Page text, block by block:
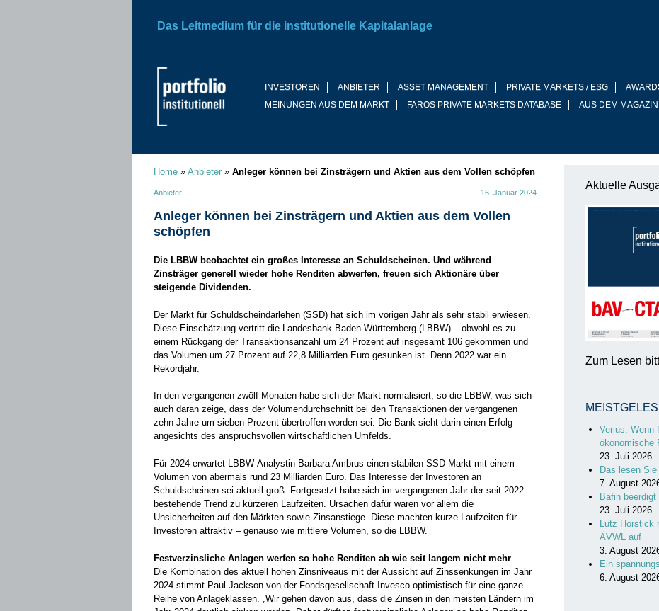
INVESTOREN ANBIETER ASSET MANAGEMENT PRIVATE MARKETS / ESG
MEINUNGEN AUS DEM MARKT
FAROS PRIVATE MARKETS DATABASE AUS DEM MAGAZIN
Das Leitmedium für die institutionelle Kapitalanlage
Home » Anbieter » Anleger können bei Zinsträgern und Aktien aus dem Vollen schöpfen
Anbieter 16. Januar 2024
Anleger können bei Zinsträgern und Aktien aus dem Vollen
schöpfen
Die LBBW beobachtet ein großes Interesse an Schuldscheinen. Und während
Zinsträger generell wieder hohe Renditen abwerfen, freuen sich Aktionäre über
steigende Dividenden.
Der Markt für Schuldscheindarlehen (SSD) hat sich im vorigen Jahr als sehr stabil erwiesen.
Diese Einschätzung vertritt die Landesbank Baden-Württemberg (LBBW) – obwohl es zu
einem Rückgang der Transaktionsanzahl um 24 Prozent auf insgesamt 106 gekommen und
das Volumen um 27 Prozent auf 22,8 Milliarden Euro gesunken ist. Denn 2022 war ein
Rekordjahr.
In den vergangenen zwölf Monaten habe sich der Markt normalisiert, so die LBBW, was sich
auch daran zeige, dass der Volumendurchschnitt bei den Transaktionen der vergangenen
zehn Jahre um sieben Prozent übertroffen worden sei. Die Bank sieht darin einen Erfolg
angesichts des anspruchsvollen wirtschaftlichen Umfelds.
Für 2024 erwartet LBBW-Analystin Barbara Ambrus einen stabilen SSD-Markt mit einem
Volumen von abermals rund 23 Milliarden Euro. Das Interesse der Investoren an
Schuldscheinen sei aktuell groß. Fortgesetzt habe sich im vergangenen Jahr der seit 2022
bestehende Trend zu kürzeren Laufzeiten. Ursachen dafür waren vor allem die
Unsicherheiten auf den Märkten sowie Zinsanstiege. Diese machten kurze Laufzeiten für
Investoren attraktiv – genauso wie mittlere Volumen, so die LBBW.
Festverzinsliche Anlagen werfen so hohe Renditen ab wie seit langem nicht mehr
Die Kombination des aktuell hohen Zinsniveaus mit der Aussicht auf Zinssenkungen im Jahr
2024 stimmt Paul Jackson von der Fondsgesellschaft Invesco optimistisch für eine ganze
Reihe von Anlageklassen. „Wir gehen davon aus, dass die Zinsen in den meisten Ländern im
Aktuelle
Zum Lesen
Verius: Wenn
ökonomische
23. Juli 2026
Das lesen
7. August
Bafin
23. Juli 2026
Lutz Horstick
ÄVWL auf
3. August
Ein
6. August